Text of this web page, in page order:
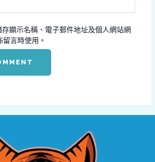
存顯示名稱、電子郵件地址及個人網站網
言時使用。